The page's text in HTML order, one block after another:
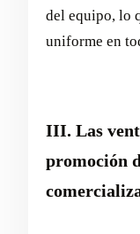
del equipo, lo
uniforme en
III. Las
promoción